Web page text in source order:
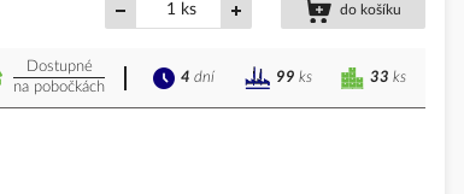
ks do košíku
Dostupné
na pobočkách
33 ks
4 dní 99 ks